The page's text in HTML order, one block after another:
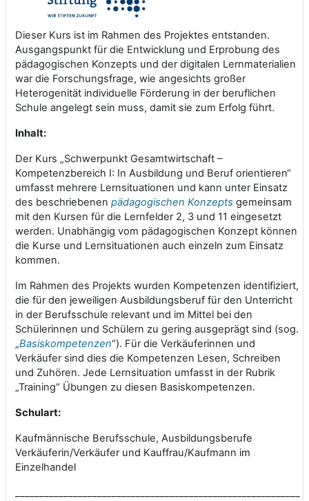
Dieser Kurs ist im Rahmen des Projektes entstanden.
Ausgangspunkt für die Entwicklung und Erprobung des
pädagogischen Konzepts und der digitalen Lernmaterialien
war die Forschungsfrage, wie angesichts großer
Heterogenität individuelle Förderung in der beruflichen
Schule angelegt sein muss, damit sie zum Erfolg führt.
Inhalt:
Der Kurs „Schwerpunkt Gesamtwirtschaft –
Kompetenzbereich I: In Ausbildung und Beruf orientieren“
umfasst mehrere Lernsituationen und kann unter Einsatz
des beschriebenen pädagogischen Konzepts gemeinsam
mit den Kursen für die Lernfelder 2, 3 und 11 eingesetzt
werden. Unabhängig vom pädagogischen Konzept können
die Kurse und Lernsituationen auch einzeln zum Einsatz
kommen.
Im Rahmen des Projekts wurden Kompetenzen identifiziert,
die für den jeweiligen Ausbildungsberuf für den Unterricht
in der Berufsschule relevant und im Mittel bei den
Schülerinnen und Schülern zu gering ausgeprägt sind (sog.
„Basiskompetenzen“). Für die Verkäuferinnen und
Verkäufer sind dies die Kompetenzen Lesen, Schreiben
und Zuhören. Jede Lernsituation umfasst in der Rubrik
„Training“ Übungen zu diesen Basiskompetenzen.
Schulart:
Kaufmännische Berufsschule, Ausbildungsberufe
Verkäuferin/Verkäufer und Kauffrau/Kaufmann im
Einzelhandel